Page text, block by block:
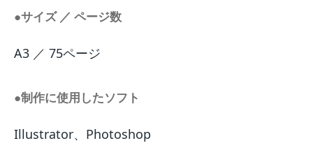
●サイズ ／ ページ数
A3 ／ 75ページ
●制作に使用したソフト
Illustrator、Photoshop